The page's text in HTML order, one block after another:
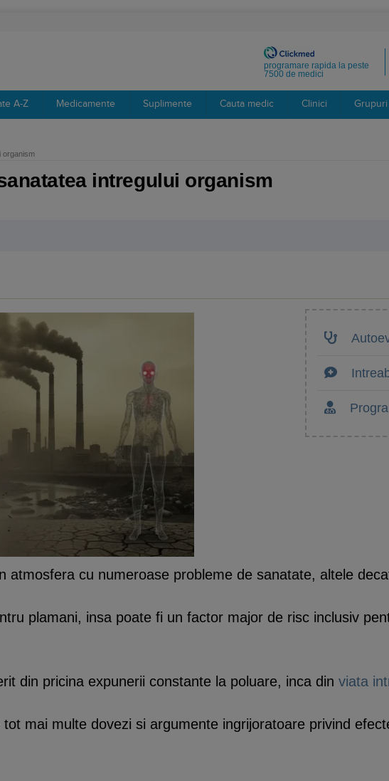
programare rapida la peste
7500 de medici
A-Z Medicamente Suplimente Cauta medic Clinici
organism
intregului organism
atmosfera cu numeroase probleme de sanatate, altele
plamani, insa poate fi un factor major de risc inclusiv
din pricina expunerii constante la poluare, inca din viata
mai multe dovezi si argumente ingrijoratoare privind